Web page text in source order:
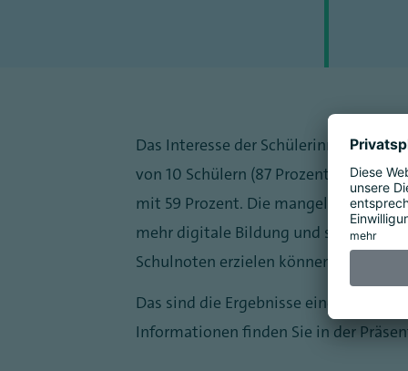
Das Interesse der Schülerinnen und
von 10 Schülern (87 Prozent) sehen
mit 59 Prozent. Die mangelnde
mehr digitale Bildung und sind
Schulnoten erzielen können.
Das sind die Ergebnisse einer
Informationen finden Sie in der